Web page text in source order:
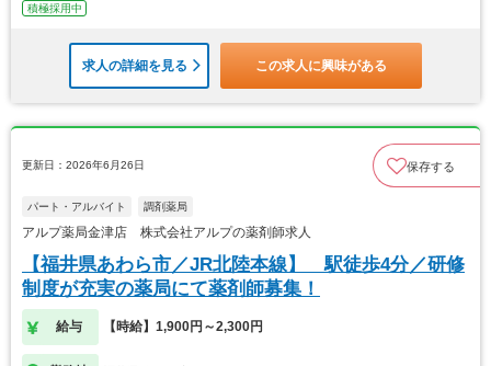
積極採用中
求人の詳細を見る この求人に興味がある
更新日：2026年6月26日 保存する
パート・アルバイト 調剤薬局
アルプ薬局金津店 株式会社アルプの薬剤師求人
【福井県あわら市／JR北陸本線】 駅徒歩4分／研修
制度が充実の薬局にて薬剤師募集！
給与 【時給】1,900円～2,300円